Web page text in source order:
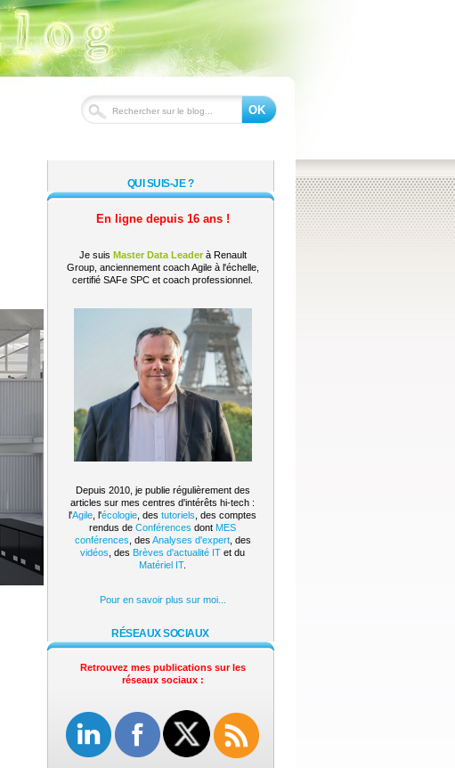
OK
QUI SUIS-JE ?
En ligne depuis 16 ans !
Je suis Master Data Leaderà Renault
Group, anciennement coach Agile à l'échelle,
certifié SAFe SPC et coach professionnel.
Depuis 2010, je publie régulièrement des
articles sur mes centres d'intérêts hi-tech :
l'Agile , l'écologie , des tutoriels , des comptes
rendus de Conférences dont MES
conférences , des Analyses d'expert, des
vidéos , des Brèves d'actualité IT et du
Matériel IT.
Pour en savoir plus sur moi...
RÉSEAUX SOCIAUX
Retrouvez mes publications sur les
réseaux sociaux :